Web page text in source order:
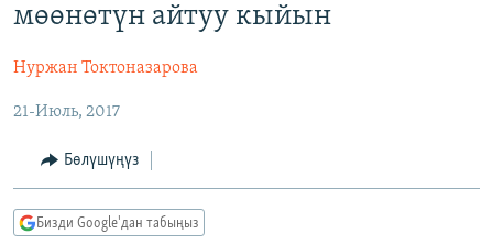
ЭКОНОМИКА
МАДАНИЯТ
БОРБОР АЗИЯ
АТАЙЫН ИЛИКТӨӨ
ТВ ПРОГРАММАЛАР
БҮГҮН АЗАТТЫКТА
БИЗ ЖАНА ДҮЙНӨ
ПОДКАСТ
ӨЗГӨЧӨ ПИКИР
мөөнөтүн айтуу кыйын
Нуржан Токтоназарова
21-Июль, 2017
Бөлүшүңүз
Бизди Google'дан табыңыз